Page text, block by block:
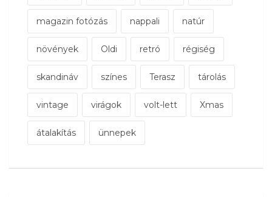
magazin fotózás nappali natúr
növények Oldi retró régiség
skandináv színes Terasz tárolás
vintage virágok volt-lett Xmas
átalakítás ünnepek